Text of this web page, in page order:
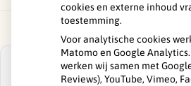
cookies en externe inhoud
toestemming.
Voor analytische cookies
Matomo en Google
werken wij samen met
Reviews), YouTube, Vimeo,